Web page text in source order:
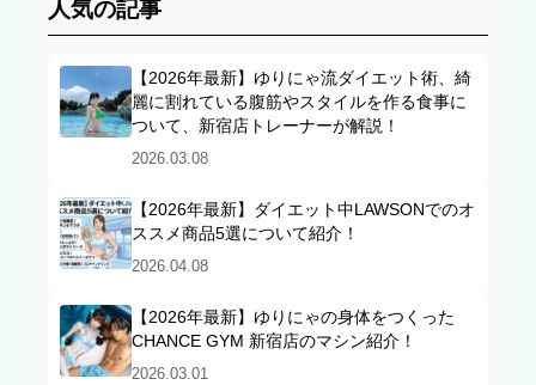
人気の記事
【2026年最新】ゆりにゃ流ダイエット術、綺
麗に割れている腹筋やスタイルを作る食事に
ついて、新宿店トレーナーが解説！
2026.03.08
【2026年最新】ダイエット中LAWSONでのオ
ススメ商品5選について紹介！
2026.04.08
【2026年最新】ゆりにゃの身体をつくった
CHANCE GYM 新宿店のマシン紹介！
2026.03.01